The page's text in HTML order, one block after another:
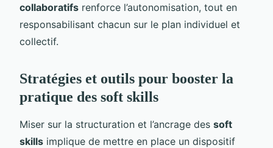
collaboratifs renforce l’autonomisation, tout en
responsabilisant chacun sur le plan individuel et
collectif.
Stratégies et outils pour booster la
pratique des soft skills
Miser sur la structuration et l’ancrage des soft
skills implique de mettre en place un dispositif